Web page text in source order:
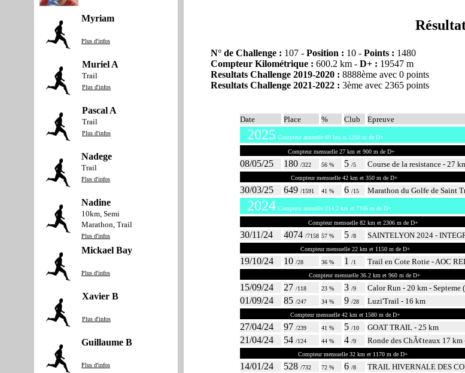
Myriam
Plus d'infos
Muriel A
Trail
Plus d'infos
Pascal A
Trail
Plus d'infos
Nadege
Trail
Plus d'infos
Nadine
10km, Semi
Marathon, Trail
Plus d'infos
Mickael Bay
Plus d'infos
Xavier B
Plus d'infos
Guillaume B
Plus d'infos
N° de Challenge : 107 - Position : 10 - Points : 1480
Compteur Kilométrique : 600.2 km - D+ : 19547 m
Resultats Challenge 2019-2020 : 8888ème avec 0 points
Resultats Challenge 2021-2022 : 3ème avec 2365 points
Date Place % Club Epreuve
2025 Compteur annuelle 69 km et 1250 m de D+
Compteur mensuelle 27 km et 900 m de D+
08/05/25 180 /322 56 % 5 /5 Course de la resistance - 27
Compteur mensuelle 42 km et 350 m de D+
30/03/25 649 /1591 41 % 6 /15 Marathon du Golfe de Saint
2024 Compteur annuelle 214.2 km et 7166 m de D+
Compteur mensuelle 82 km et 2306 m de D+
30/11/24 4074 /7158 57 % 5 /8 SAINTELYON 2024 -
Compteur mensuelle 22 km et 1150 m de D+
19/10/24 10 /28 36 % 1 /1 Trail en Cote Rotie - AOC
Compteur mensuelle 36.2 km et 960 m de D+
15/09/24 27 /118 23 % 3 /9 Calor Run - 20 km - Septeme
01/09/24
85 /247 34 % 9 /28 Luzi'Trail - 16 km
Compteur mensuelle 42 km et 1580 m de D+
27/04/24 97 /239 41 % 5 /10 GOAT TRAIL - 25 km
21/04/24
54 /124 44 % 4 /9 Ronde des ChÃ¢teaux 17 km
Compteur mensuelle 32 km et 1170 m de D+
14/01/24 528 /732 72 % 6 /8 TRAIL HIVERNALE DES